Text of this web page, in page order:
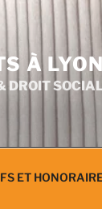
À
DROIT
ET